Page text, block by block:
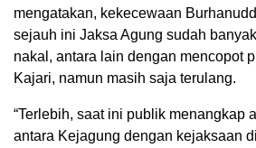
mengatakan, kekecewaan
sejauh ini Jaksa Agung sudah
nakal, antara lain dengan mencopot
Kajari, namun masih saja terulang.
“Terlebih, saat ini publik menangkap
antara Kejagung dengan kejaksaan